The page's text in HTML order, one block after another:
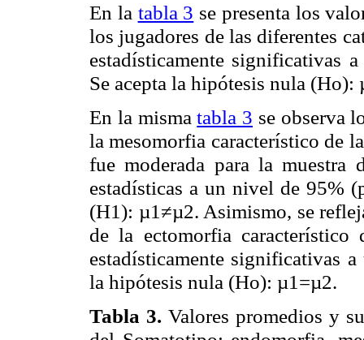
En la tabla 3 se presenta los
los jugadores de las diferentes
estadísticamente significativas
Se acepta la hipótesis nula (Ho):
En la mismatabla 3 se observa
lamesomorfia característico de
fue moderada para la muestra
estadísticas a un nivel de 95%
(H1): µ1≠µ2. Asimismo, se
de la ectomorfia
estadísticamente significativas
la hipótesis nula (Ho): µ1=µ2.
Tabla 3. Valores promedios y